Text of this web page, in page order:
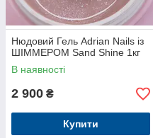
Нюдовий Гель Adrian Nails із
ШІММЕРОМ Sand Shine 1кг
В наявності
2 900 ₴
Купити